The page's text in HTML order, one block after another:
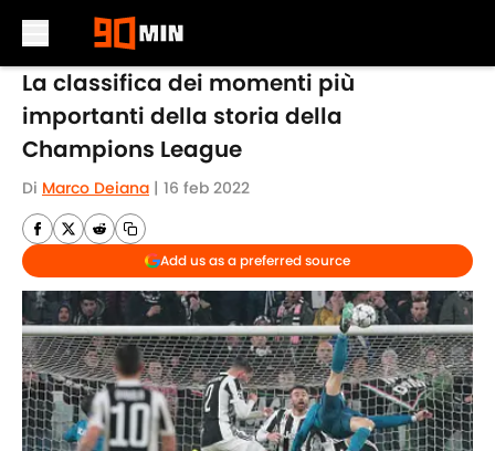
Skip to main content
La classifica dei momenti più
importanti della storia della
Champions League
Di Marco Deiana | 16 feb 2022
Add us as a preferred source